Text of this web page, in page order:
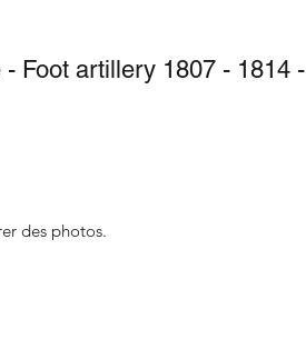
Foot artillery 1807 - 1814 -
des photos.